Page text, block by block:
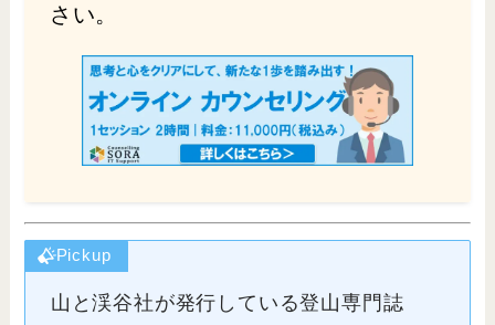
さい。
Pickup
山と渓谷社が発行している登山専門誌